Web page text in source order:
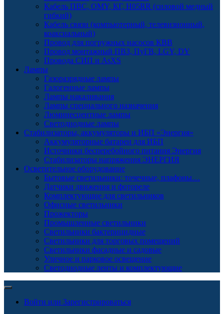
Кабель ПВС, OMY, КГ, H05RR (силовой медный
гибкий)
Кабель связи (компьютерный, телевизионный,
коаксиальный)
Провод для погружных насосов КВВ
Провод монтажный ПВЗ, ПуГВ, LGY, DY
Провода СИП и AsXS
Лампы
Газоразрядные лампы
Галогенные лампы
Лампы накаливания
Лампы специального назначения
Люминесцентные лампы
Светодиодные лампы
Стабилизаторы, аккумуляторы и ИБП «Энергия»
Аккумуляторные батареи для ИБП
Источники бесперебойного питания Энергия
Стабилизаторы напряжения ЭНЕРГИЯ
Осветительное оборудование
Бытовые светильники: точечные, плафоны…
Датчики движения и фотореле
Комплектующие для светильников
Офисные светильники
Прожекторы
Промышленные светильники
Светильники бактерицидные
Светильники для торговых помещений
Светильники фасадные и садовые
Уличное и парковое освещение
Светодиодные ленты и комплектующие
Войти или Зарегистрироваться